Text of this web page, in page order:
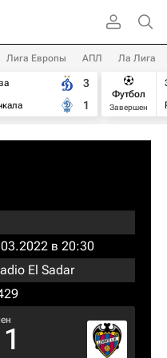
Лига Европы АПЛ Ла Лига
3
1
Футбол
Завершен
в 20:30
El Sadar
1